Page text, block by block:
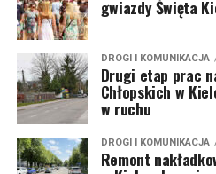
gwiazdy Święta
DROGI I KOMUNIKACJA
Drugi etap prac
Chłopskich w
w ruchu
DROGI I KOMUNIKACJA
Remont